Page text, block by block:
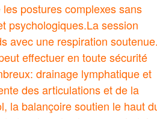
postures complexes sans
psychologiques.La session
avec une respiration soutenue.
effectuer en toute sécurité
drainage lymphatique et
des articulations et de la
la balançoire soutien le haut